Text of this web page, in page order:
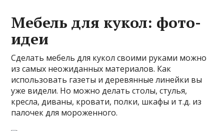
Мебель для кукол: фото-
идеи
Сделать мебель для кукол своими руками можно
из самых неожиданных материалов. Как
использовать газеты и деревянные линейки вы
уже видели. Но можно делать столы, стулья,
кресла, диваны, кровати, полки, шкафы и т.д. из
палочек для мороженного.